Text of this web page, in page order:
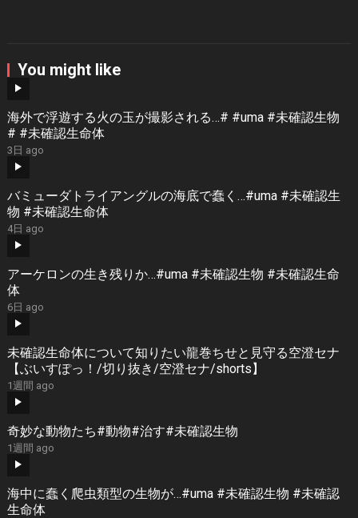
You might like
海外で浮遊する火の玉が撮影される…# #uma #未確認生物
# #未確認生命体
3日 ago
バミューダトライアングルの海底で蠢く…#uma #未確認生
物 #未確認生命体
4日 ago
アーケロンの生き残りか…#uma #未確認生物 #未確認生命
体
6日 ago
未確認生命体について知りたい龍巻ちせと見守る空澄セナ
【ぶいすぽっ！/切り抜き/空澄セナ/shorts】
1週間 ago
奇妙な動物たち#動物#治す#未確認生物
1週間 ago
海中に蠢く爬虫類型の生物が…#uma #未確認生物 #未確認
生命体